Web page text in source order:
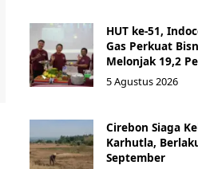
HUT ke-51,
Gas Perkuat
Melonjak 19,2
5 Agustus 2026
Cirebon Siaga
Karhutla,
September